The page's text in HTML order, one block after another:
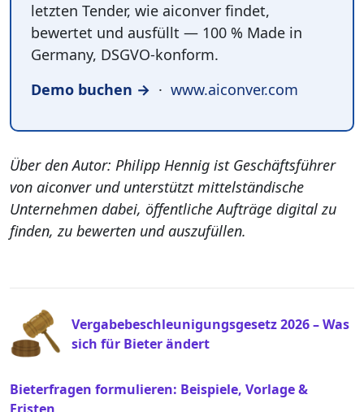
letzten Tender, wie aiconver findet,
bewertet und ausfüllt — 100 % Made in
Germany, DSGVO-konform.
Demo buchen → · www.aiconver.com
Über den Autor: Philipp Hennig ist Geschäftsführer
von aiconver und unterstützt mittelständische
Unternehmen dabei, öffentliche Aufträge digital zu
finden, zu bewerten und auszufüllen.
P
E
O
Vergabebeschleunigungsgesetz 2026 – Was
sich für Bieter ändert
N
E
Bieterfragen formulieren: Beispiele, Vorlage &